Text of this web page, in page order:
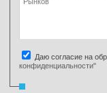
Даю согласие на
конфиденциальности"